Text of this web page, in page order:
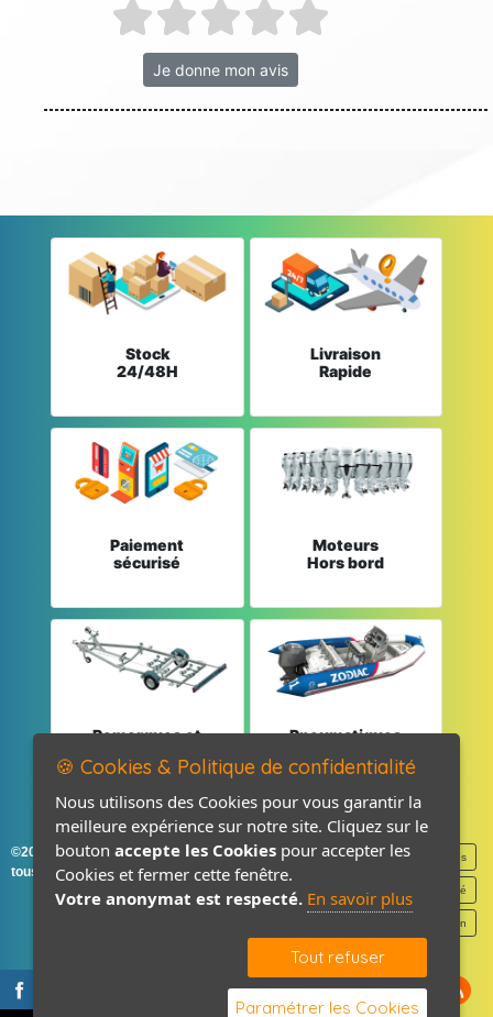
Je donne mon avis
Stock
24/48H
Livraison
Rapide
Paiement
sécurisé
Moteurs
Hors bord
Remorques et
Pneumatiques
©2026-2027 France Accastillage
tous droits réservés
Mentions légales
Politique de confidentialité
Contact / Plan
🍪 Cookies & Politique de confidentialité
Nous utilisons des Cookies pour vous garantir la
meilleure expérience sur notre site. Cliquez sur le
bouton accepte les Cookies pour accepter les
Cookies et fermer cette fenêtre.
Votre anonymat est respecté. En savoir plus
Tout refuser
Paramétrer les Cookies